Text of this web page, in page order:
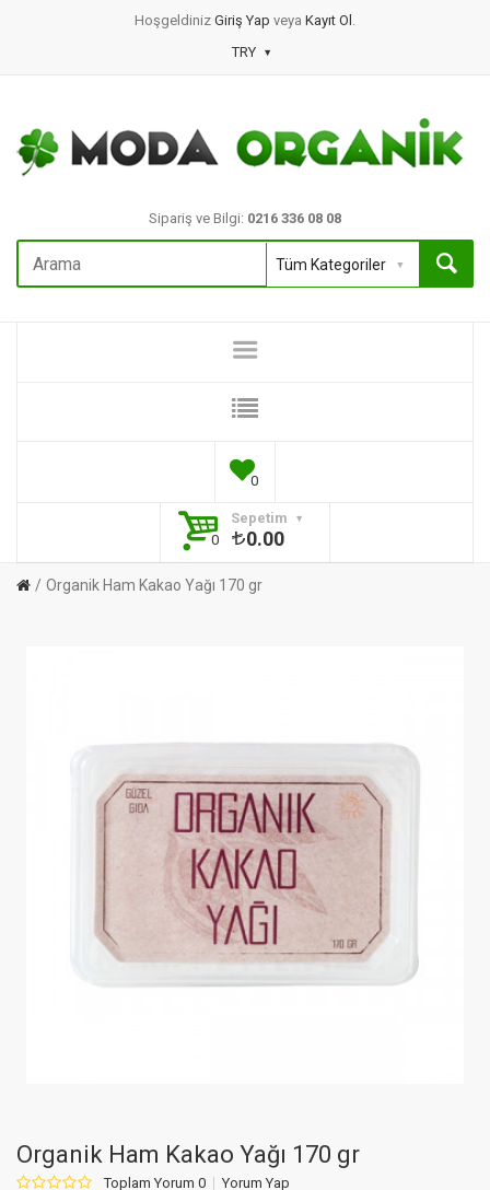
Hoşgeldiniz Giriş Yap veya Kayıt Ol .
TRY
Sipariş ve Bilgi: 0216 336 08 08
0
Sepetim
0
0.00
Organik Ham Kakao Yağı 170 gr
Organik Ham Kakao Yağı 170 gr
Toplam Yorum 0 Yorum Yap